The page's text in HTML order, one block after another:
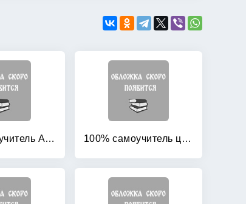
100% самоучитель Adobe Photoshop (+ CD-ROM) 100% самоучитель цифровой фотографии (+ CD-ROM)